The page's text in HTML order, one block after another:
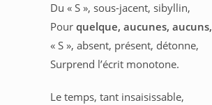
Du « S », sous-jacent, sibyllin,
Pour quelque, aucunes, aucuns,
« S », absent, présent, détonne,
Surprend l’écrit monotone.
Le temps, tant insaisissable,